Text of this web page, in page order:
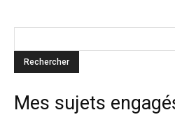
Mes sujets